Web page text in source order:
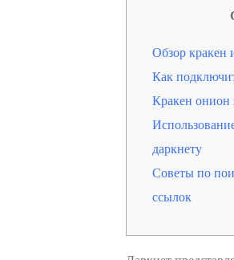
Обзор кракен
Как
Кракен онион
даркнету
Советы по
ссылок